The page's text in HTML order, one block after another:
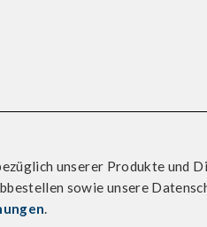
unserer Produkte und
sowie unsere